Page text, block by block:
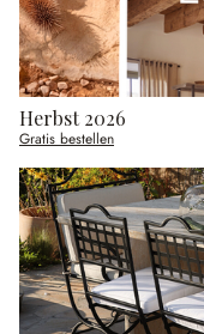
Herbst 2026
Gratis bestellen